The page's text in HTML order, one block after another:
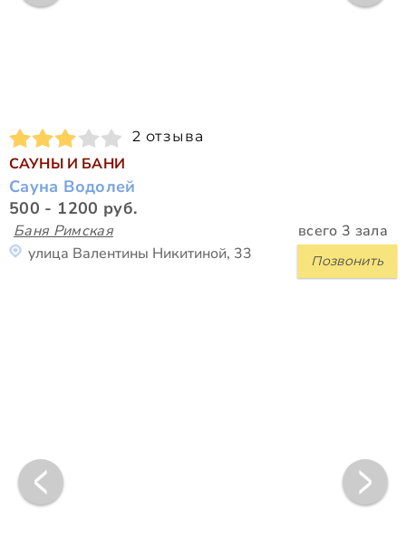
2 отзыва
САУНЫ И БАНИ
Сауна Водолей
500 - 1200 руб.
Баня Римская всего 3 зала
Позвонить
улица Валентины Никитиной, 33